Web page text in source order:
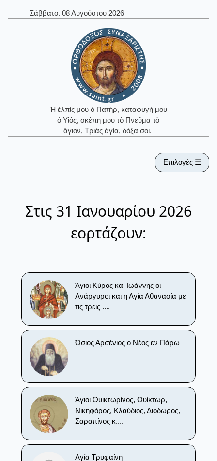
Σάββατο, 08 Αυγούστου 2026
Ἡ ἐλπίς μου ὁ Πατήρ, καταφυγή μου
ὁ Υἱός, σκέπη μου τὸ Πνεῦμα τὸ
ἅγιον, Τριὰς ἁγία, δόξα σοι.
Επιλογές ☰
Στις 31 Ιανουαρίου 2026
εορτάζουν:
Άγιοι Κύρος και Ιωάννης οι
Ανάργυροι και η Αγία Αθανασία με
τις τρεις ....
Όσιος Αρσένιος ο Νέος εν Πάρω
Άγιοι Ουικτωρίνος, Ουίκτωρ,
Νικηφόρος, Κλαύδιος, Διόδωρος,
Σαραπίνος κ....
Αγία Τρυφαίνη